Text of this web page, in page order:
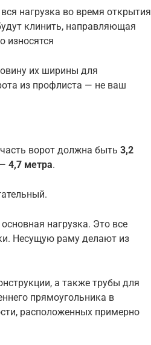
нагрузка во время открытия
клинить, направляющая
износятся
их ширины для
из профлиста — не ваш
ворот должна быть 3,2
4,7 метра.
нагрузка. Это все
Несущую раму делают из
а также трубы для
прямоугольника в
расположенных примерно